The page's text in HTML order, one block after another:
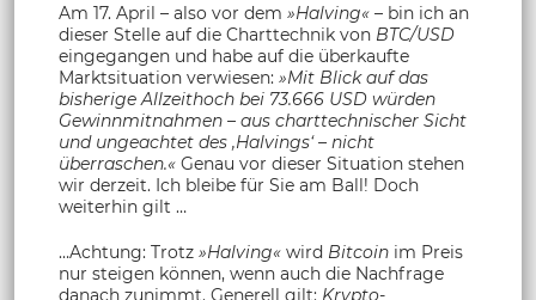
Am 17. April – also vor dem »Halving« – bin ich an
dieser Stelle auf die Charttechnik von BTC/USD
eingegangen und habe auf die überkaufte
Marktsituation verwiesen: »Mit Blick auf das
bisherige Allzeithoch bei 73.666 USD würden
Gewinnmitnahmen – aus charttechnischer Sicht
und ungeachtet des ‚Halvings‘ – nicht
überraschen.« Genau vor dieser Situation stehen
wir derzeit. Ich bleibe für Sie am Ball! Doch
weiterhin gilt …
…Achtung: Trotz »Halving« wird Bitcoin im Preis
nur steigen können, wenn auch die Nachfrage
danach zunimmt. Generell gilt: Krypto-